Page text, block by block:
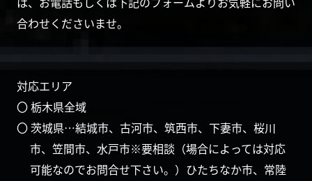
合わせくださいませ。
対応エリア
〇 栃木県全域
〇 茨城県…結城市、古河市、筑西市、下妻市、桜川
市、笠間市、水戸市※要相談（場合によっては対応
可能なのでお問合せ下さい。）ひたちなか市、常陸